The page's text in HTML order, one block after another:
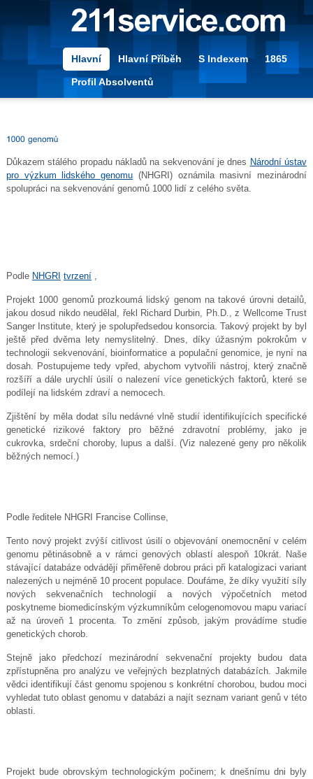
Hlavní Hlavní Příběh S Indexem 1865
Profil Absolventů
Důkazem stálého propadu nákladů na sekvenování je dnes Národní ústav
pro výzkum lidského genomu (NHGRI) oznámila masivní mezinárodní
spolupráci na sekvenování genomů 1000 lidí z celého světa.
Podle NHGRI tvrzení,
Projekt 1000 genomů prozkoumá lidský genom na takové úrovni detailů,
jakou dosud nikdo neudělal, řekl Richard Durbin, Ph.D., z Wellcome Trust
Sanger Institute, který je spolupředsedou konsorcia. Takový projekt by byl
ještě před dvěma lety nemyslitelný. Dnes, díky úžasným pokrokům v
technologii sekvenování, bioinformatice a populační genomice, je nyní na
dosah. Postupujeme tedy vpřed, abychom vytvořili nástroj, který značně
rozšíří a dále urychlí úsilí o nalezení více genetických faktorů, které se
podílejí na lidském zdraví a nemocech.
Zjištění by měla dodat sílu nedávné vlně studií identifikujících specifické
genetické rizikové faktory pro běžné zdravotní problémy, jako je
cukrovka, srdeční choroby, lupus a další. (Viz nalezené geny pro několik
běžných nemocí.)
Podle ředitele NHGRI Francise Collinse,
Tento nový projekt zvýší citlivost úsilí o objevování onemocnění v celém
genomu pětinásobně a v rámci genových oblastí alespoň 10krát. Naše
stávající databáze odvádějí přiměřeně dobrou práci při katalogizaci variant
nalezených u nejméně 10 procent populace. Doufáme, že díky využití síly
nových sekvenačních technologií a nových výpočetních metod
poskytneme biomedicínským výzkumníkům celogenomovou mapu variací
až na úroveň 1 procenta. To změní způsob, jakým provádíme studie
genetických chorob.
Stejně jako předchozí mezinárodní sekvenační projekty budou data
zpřístupněna pro analýzu ve veřejných bezplatných databázích. Jakmile
vědci identifikují část genomu spojenou s konkrétní chorobou, budou moci
vyhledat tuto oblast genomu v databázi a najít seznam variant genů v této
oblasti.
Projekt bude obrovským technologickým počinem; k dnešnímu dni byly